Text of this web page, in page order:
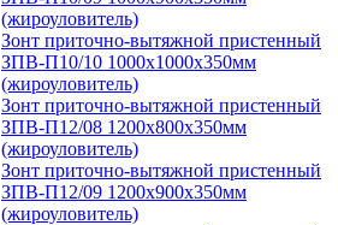
(жироуловитель)
Зонт приточно-вытяжной пристенный
ЗПВ-П10/10 1000х1000х350мм
(жироуловитель)
Зонт приточно-вытяжной пристенный
ЗПВ-П12/08 1200х800х350мм
(жироуловитель)
Зонт приточно-вытяжной пристенный
ЗПВ-П12/09 1200х900х350мм
(жироуловитель)